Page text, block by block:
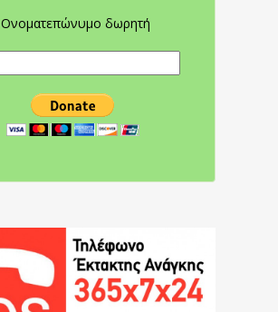
Ονοματεπώνυμο δωρητή